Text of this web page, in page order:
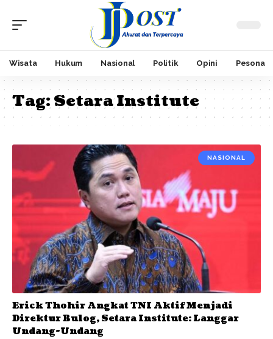
Wisata Hukum Nasional Politik Opini Pesona
Tag:Setara Institute
NASIONAL
Erick Thohir Angkat TNI Aktif Menjadi
Direktur Bulog, Setara Institute: Langgar
Undang-Undang